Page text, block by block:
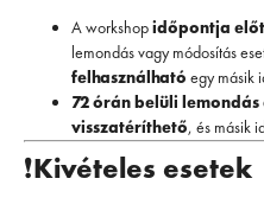
A workshopidőpontja
lemondás vagy módosítás
felhasználható egy másik
72 órán belüli lemondás
visszatéríthető, és másik
❗Kivételes esetek